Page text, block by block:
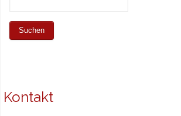
Kontakt